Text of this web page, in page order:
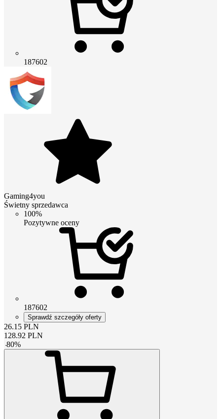
187602
Gaming4you
Świetny sprzedawca
100%
Pozytywne oceny
187602
Sprawdź szczegóły oferty
26.15 PLN
128.92 PLN
-80%